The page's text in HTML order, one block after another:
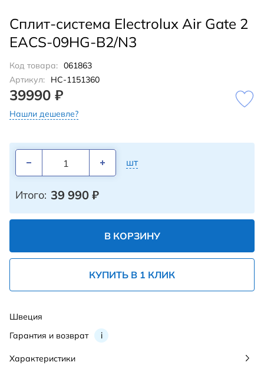
Сплит-система Electrolux Air Gate 2
EACS-09HG-B2/N3
Код товара: 061863
Артикул:
НС-1151360
39990 ₽
Нашли дешевле?
шт
Итого: 39 990 ₽
В КОРЗИНУ
КУПИТЬ В 1 КЛИК
Гарантия и возврат i
Швеция
Характеристики